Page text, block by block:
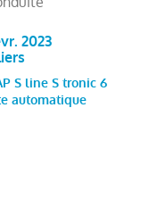
2023
S line S tronic 6
automatique